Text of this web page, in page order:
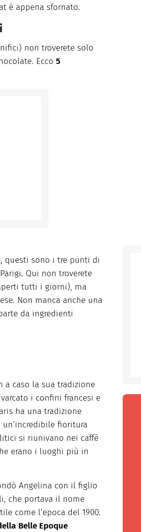
è appena sfornato.
non troverete solo
Ecco 5
, questi sono i tre punti di
Qui non troverete
tutti i giorni), ma
Non manca anche una
da ingredienti
a caso la sua tradizione
i confini francesi e
ha una tradizione
un’incredibile fioritura
si riunivano nei caffè
erano i luoghi più in
Angelina con il figlio
che portava il nome
come l’epoca del 1900.
Belle Epoque